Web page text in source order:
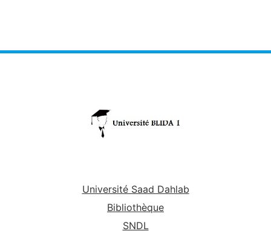
Université Saad Dahlab
Bibliothèque
SNDL